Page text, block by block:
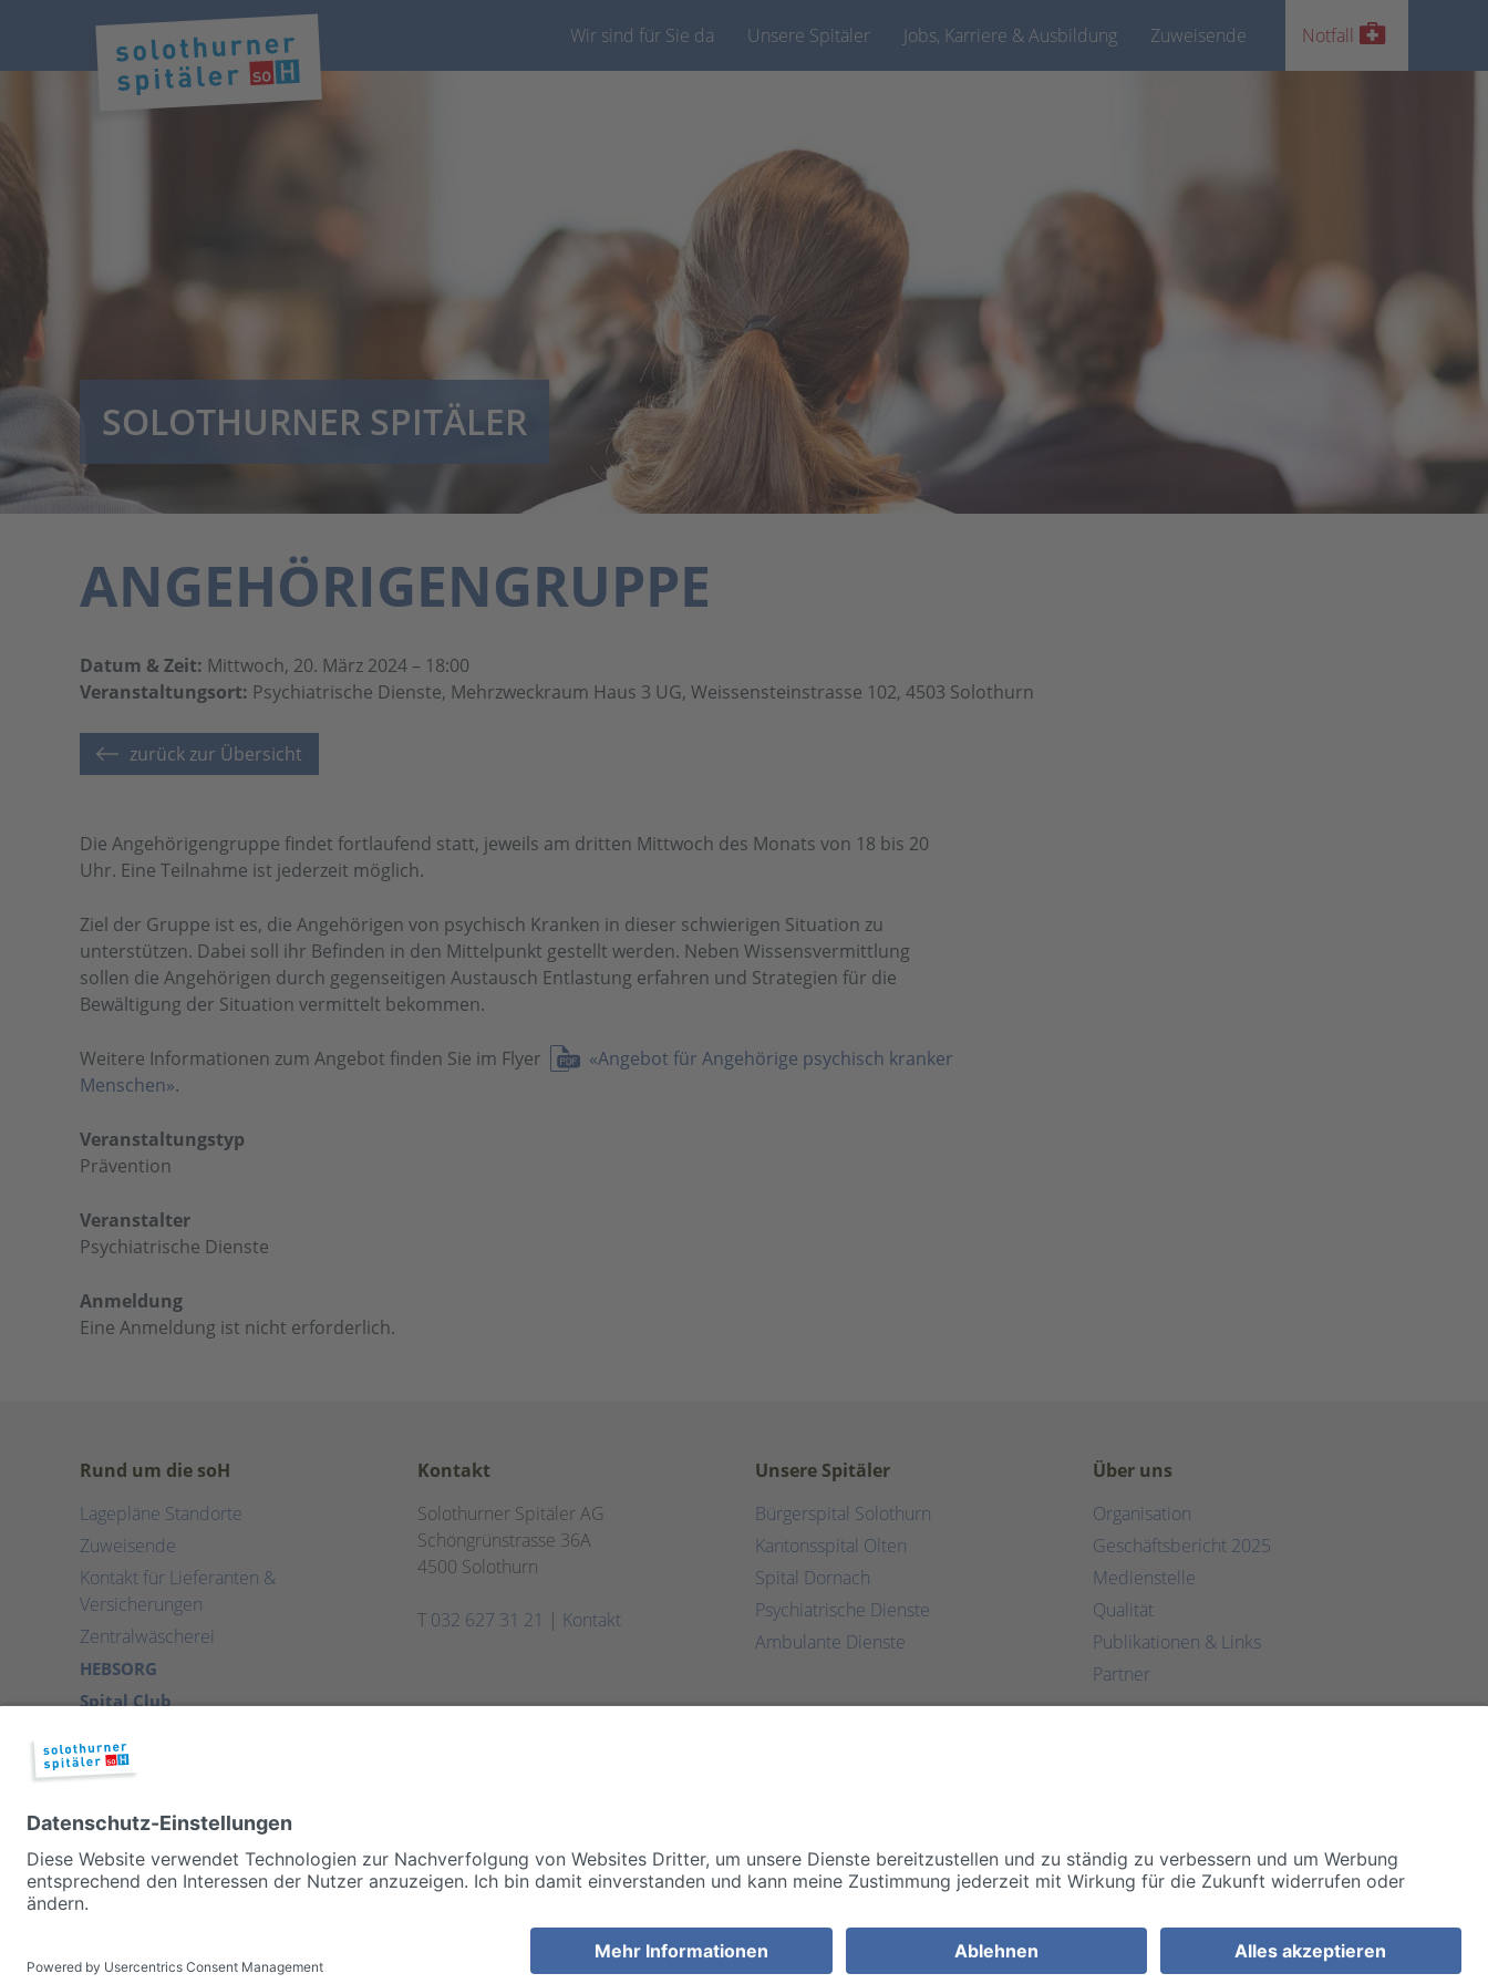
Wir sind für Sie da Unsere Spitäler Jobs, Karriere & Ausbildung Zuweisende Notfall
SOLOTHURNER SPITÄLER
ANGEHÖRIGENGRUPPE
Datum & Zeit: Mittwoch, 20. März 2024 – 18:00
Veranstaltungsort: Psychiatrische Dienste, Mehrzweckraum Haus 3 UG, Weissensteinstrasse 102, 4503 Solothurn
zurück zur Übersicht
Die Angehörigengruppe findet fortlaufend statt, jeweils am dritten Mittwoch des Monats von 18 bis 20
Uhr. Eine Teilnahme ist jederzeit möglich.
Ziel der Gruppe ist es, die Angehörigen von psychisch Kranken in dieser schwierigen Situation zu
unterstützen. Dabei soll ihr Befinden in den Mittelpunkt gestellt werden. Neben Wissensvermittlung
sollen die Angehörigen durch gegenseitigen Austausch Entlastung erfahren und Strategien für die
Bewältigung der Situation vermittelt bekommen.
Weitere Informationen zum Angebot finden Sie im Flyer
«Angebot für Angehörige psychisch kranker
Menschen».
Veranstaltungstyp
Prävention
Veranstalter
Psychiatrische Dienste
Anmeldung
Eine Anmeldung ist nicht erforderlich.
Rund um die soH
Lagepläne Standorte
Zuweisende
Kontakt für Lieferanten &
Versicherungen
Zentralwäscherei
HEBSORG
Spital Club
Kontakt
Solothurner Spitäler AG
Schöngrünstrasse 36A
4500 Solothurn
T 032 627 31 21 | Kontakt
Unsere Spitäler
Bürgerspital Solothurn
Kantonsspital Olten
Spital Dornach
Psychiatrische Dienste
Ambulante Dienste
Über uns
Organisation
Geschäftsbericht 2025
Medienstelle
Qualität
Publikationen & Links
Partner
© 2026, Solothurner Spitäler AG
Impressum
Allgemeine Geschäftsbedingungen
Cookie Einstellungen
MEDIZINISCH TOP. MENSCHLICH NAH.